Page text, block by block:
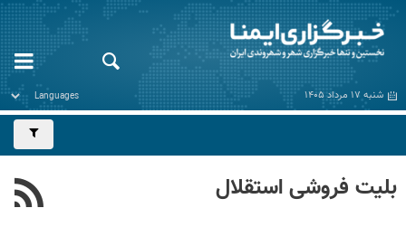
شنبه ۱۷ مرداد ۱۴۰۵
بلیت فروشی استقلال